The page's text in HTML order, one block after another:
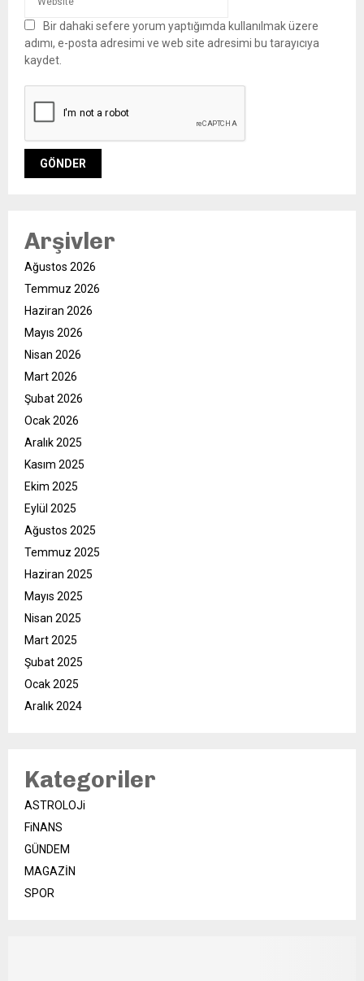
Bir dahaki sefere yorum yaptığımda kullanılmak üzere
adımı, e-posta adresimi ve web site adresimi bu tarayıcıya
kaydet.
Arşivler
Ağustos 2026
Temmuz 2026
Haziran 2026
Mayıs 2026
Nisan 2026
Mart 2026
Şubat 2026
Ocak 2026
Aralık 2025
Kasım 2025
Ekim 2025
Eylül 2025
Ağustos 2025
Temmuz 2025
Haziran 2025
Mayıs 2025
Nisan 2025
Mart 2025
Şubat 2025
Ocak 2025
Aralık 2024
Kategoriler
ASTROLOJi
FiNANS
GÜNDEM
MAGAZİN
SPOR